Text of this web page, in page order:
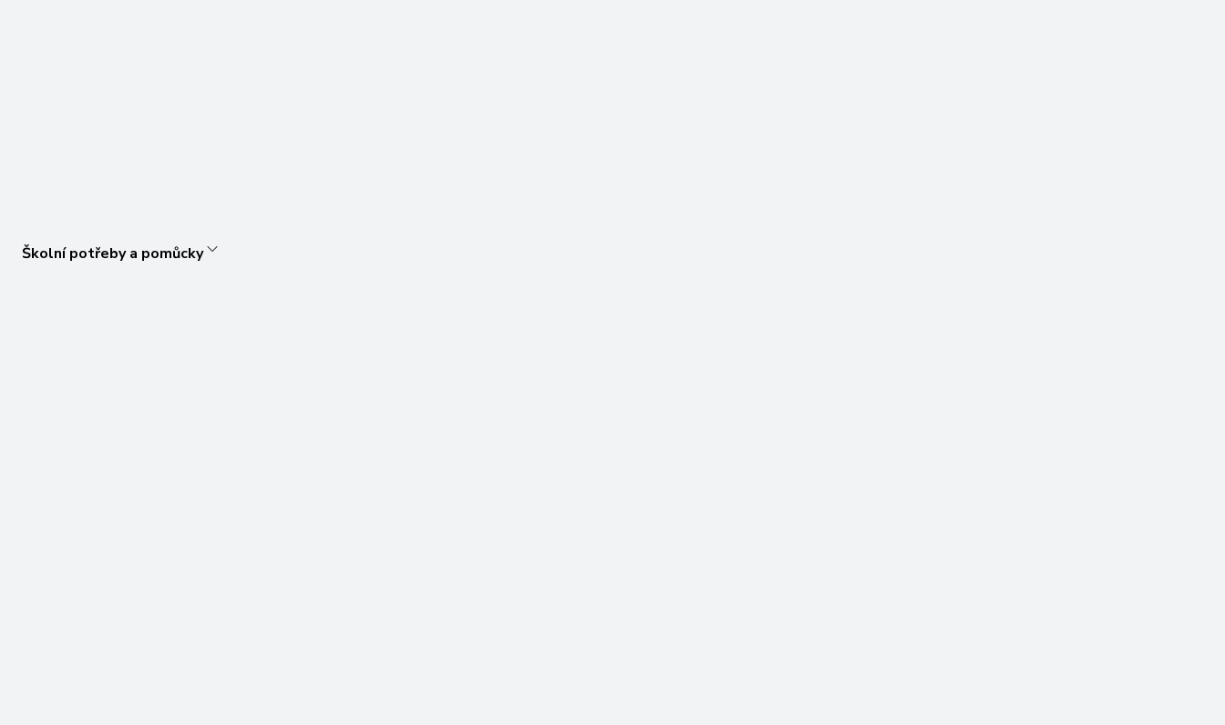
Školní potřeby a pomůcky